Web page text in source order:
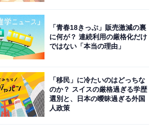
「青春18きっぷ」販売激減の裏
に何が？ 連続利用の厳格化だけ
ではない「本当の理由」
「移民」に冷たいのはどっちな
のか？ スイスの厳格過ぎる学歴
選別と、日本の曖昧過ぎる外国
人政策